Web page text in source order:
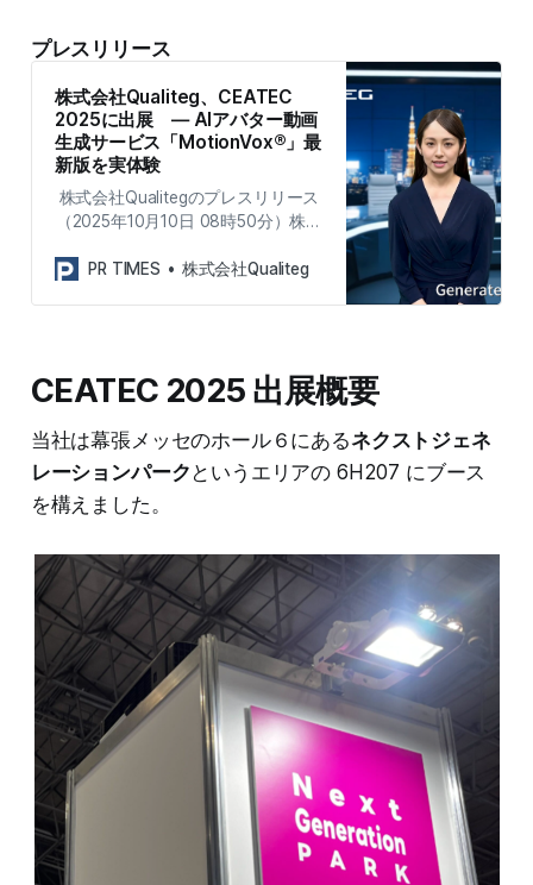
プレスリリース
株式会社Qualiteg、CEATEC
2025に出展 ― AIアバター動画
生成サービス「MotionVox®」最
新版を実体験
株式会社Qualitegのプレスリリース
（2025年10月10日 08時50分）株式
展 ― AIアバター動画生成サービス
PR TIMES 株式会社Qualiteg
CEATEC 2025 出展概要
当社は幕張メッセのホール６にあるネクストジェネ
レーションパーク というエリアの 6H207 にブース
を構えました。